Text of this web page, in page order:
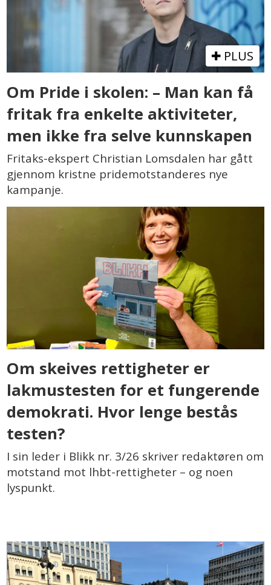
PLUS
Om Pride i skolen: – Man kan få
fritak fra enkelte aktiviteter,
men ikke fra selve kunnskapen
Fritaks-ekspert Christian Lomsdalen har gått
gjennom kristne pridemotstanderes nye
kampanje.
Om skeives rettigheter er
lakmustesten for et fungerende
demokrati. Hvor lenge bestås
testen?
I sin leder i Blikk nr. 3/26 skriver redaktøren om
motstand mot lhbt-rettigheter – og noen
lyspunkt.